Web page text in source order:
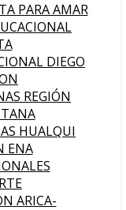
PARA AMAR
DIEGO
REGIÓN
HUALQUI
ENA
ARICA-